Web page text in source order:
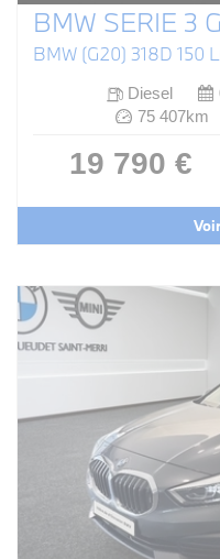
BMW SERIE 3
BMW (G20) 318D 150
Diesel
75 407km
19 790 €